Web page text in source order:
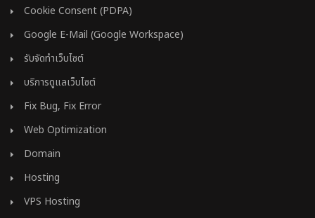
Cookie Consent (PDPA)
Google E-Mail (Google Workspace)
รับจัดทำเว็บไซต์
บริการดูแลเว็บไซต์
Fix Bug, Fix Error
Web Optimization
Domain
Hosting
VPS Hosting